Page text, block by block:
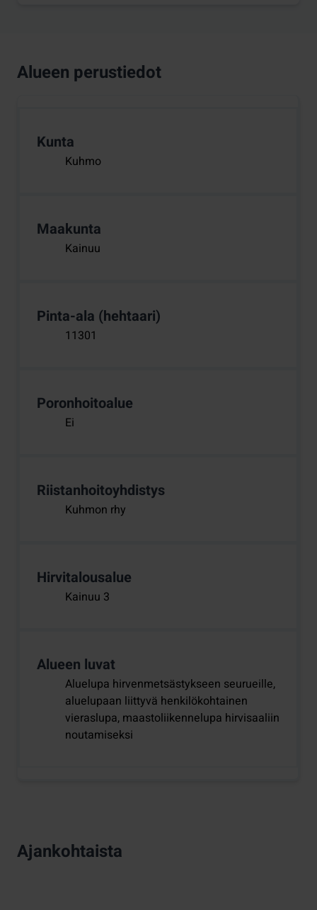
Alueen perustiedot
Kunta
Kuhmo
Maakunta
Kainuu
Pinta-ala (hehtaari)
11301
Poronhoitoalue
Ei
Riistanhoitoyhdistys
Kuhmon rhy
Hirvitalousalue
Kainuu 3
Alueen luvat
Aluelupa hirvenmetsästykseen seurueille,
aluelupaan liittyvä henkilökohtainen
vieraslupa, maastoliikennelupa hirvisaaliin
noutamiseksi
Ajankohtaista